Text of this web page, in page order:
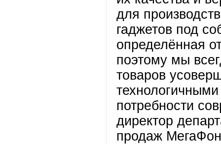
для
гаджетов под
определённая
поэтому мы
товаров
потребности
директор
продаж